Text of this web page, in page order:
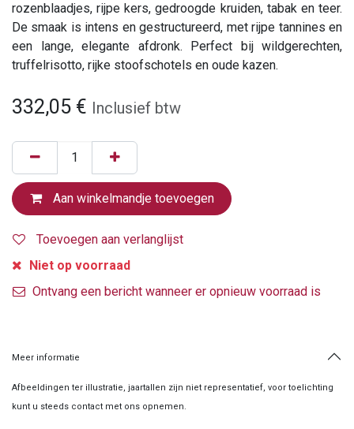
rozenblaadjes, rijpe kers, gedroogde kruiden, tabak en teer.
De smaak is intens en gestructureerd, met rijpe tannines en
een lange, elegante afdronk. Perfect bij wildgerechten,
truffelrisotto, rijke stoofschotels en oude kazen.
332,05 € Inclusief btw
Aan winkelmandje toevoegen
Toevoegen aan verlanglijst
Niet op voorraad
Ontvang een bericht wanneer er opnieuw voorraad is
Meer informatie
Afbeeldingen ter illustratie, jaartallen zijn niet representatief, voor toelichting
kunt u steeds contact met ons opnemen.